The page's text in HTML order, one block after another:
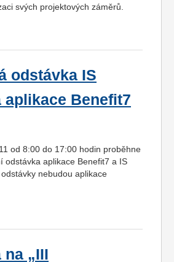
svých projektových záměrů.
odstávka IS
aplikace Benefit7
od 8:00 do 17:00 hodin proběhne
odstávka aplikace Benefit7 a IS
nebudou aplikace
na „III